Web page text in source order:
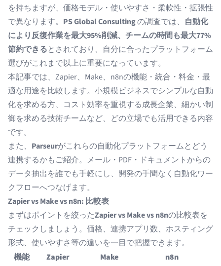
を持ちますが、価格モデル・使いやすさ・柔軟性・拡張性
で異なります。 PS Global Consultingの調査では、 自動化
により反復作業を最大95%削減、チームの時間も最大77%
節約できるとされており、自分に合ったプラットフォーム
選びがこれまで以上に重要になっています。
本記事では、Zapier、Make、n8nの機能・統合・料金・最
適な用途を比較します。小規模ビジネスでシンプルな自動
化を求める方、コスト効率を重視する成長企業、細かい制
御を求める技術チームなど、どの立場でも活用できる内容
です。
また、 Parseurがこれらの自動化プラットフォームとどう
連携するかもご紹介。メール・PDF・ドキュメントからの
データ抽出を誰でも手軽にし、開発の手間なく自動化ワー
クフローへつなげます。
Zapier vs Make vs n8n: 比較表
まずはポイントを絞ったZapier vs Make vs n8nの比較表を
チェックしましょう。価格、連携アプリ数、ホスティング
形式、使いやすさ等の違いを一目で把握できます。
機能
Zapier Make
n8n